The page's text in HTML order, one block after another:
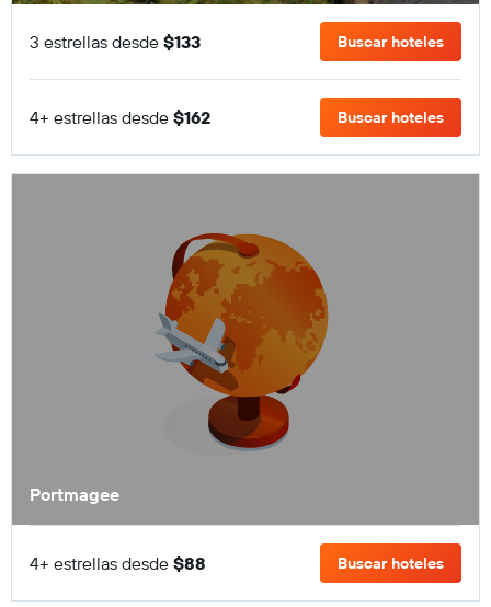
3 estrellas desde $133 Buscar hoteles
4+ estrellas desde $162 Buscar hoteles
Portmagee
4+ estrellas desde $88 Buscar hoteles